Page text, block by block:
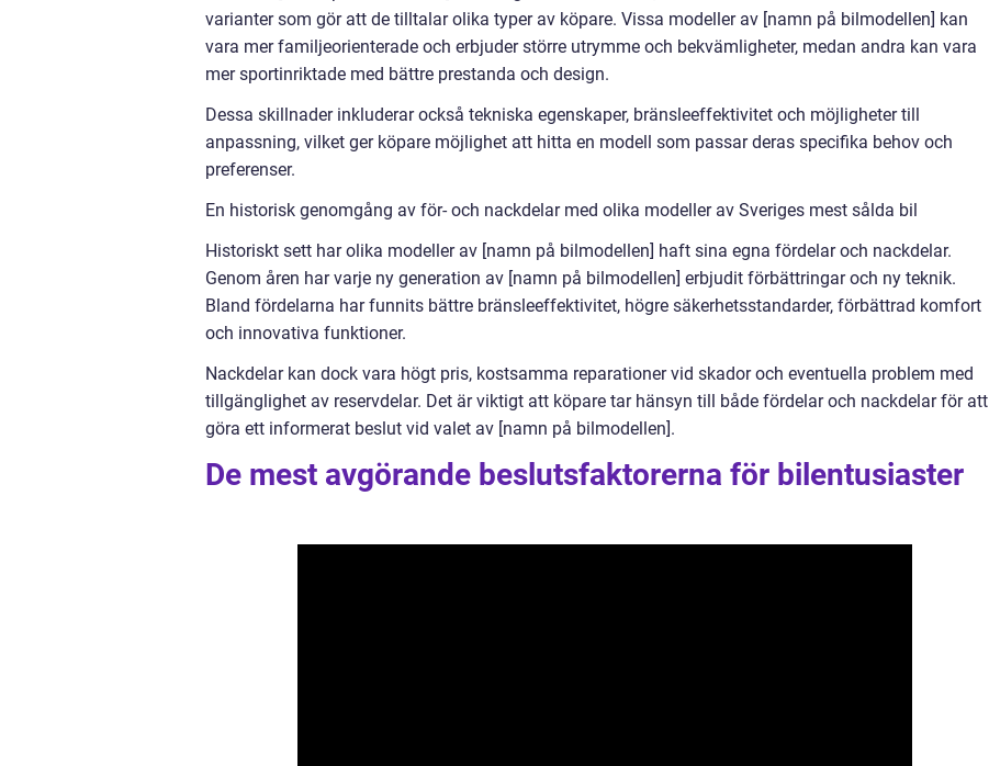
varianter som gör att de tilltalar olika typer av köpare. Vissa modeller av [namn på bilmodellen] kan
vara mer familjeorienterade och erbjuder större utrymme och bekvämligheter, medan andra kan vara
mer sportinriktade med bättre prestanda och design.
Dessa skillnader inkluderar också tekniska egenskaper, bränsleeffektivitet och möjligheter till
anpassning, vilket ger köpare möjlighet att hitta en modell som passar deras specifika behov och
preferenser.
En historisk genomgång av för- och nackdelar med olika modeller av Sveriges mest sålda bil
Historiskt sett har olika modeller av [namn på bilmodellen] haft sina egna fördelar och nackdelar.
Genom åren har varje ny generation av [namn på bilmodellen] erbjudit förbättringar och ny teknik.
Bland fördelarna har funnits bättre bränsleeffektivitet, högre säkerhetsstandarder, förbättrad komfort
och innovativa funktioner.
Nackdelar kan dock vara högt pris, kostsamma reparationer vid skador och eventuella problem med
tillgänglighet av reservdelar. Det är viktigt att köpare tar hänsyn till både fördelar och nackdelar för att
göra ett informerat beslut vid valet av [namn på bilmodellen].
De mest avgörande beslutsfaktorerna för bilentusiaster